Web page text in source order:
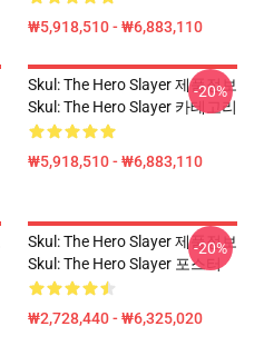
₩5,918,510 - ₩6,883,110
Skul: The Hero Slayer 제품정보
Skul: The Hero Slayer 카테고리
₩5,918,510 - ₩6,883,110
-20%
Skul: The Hero Slayer 제품정보
Skul: The Hero Slayer 포스터
₩2,728,440 - ₩6,325,020
-20%